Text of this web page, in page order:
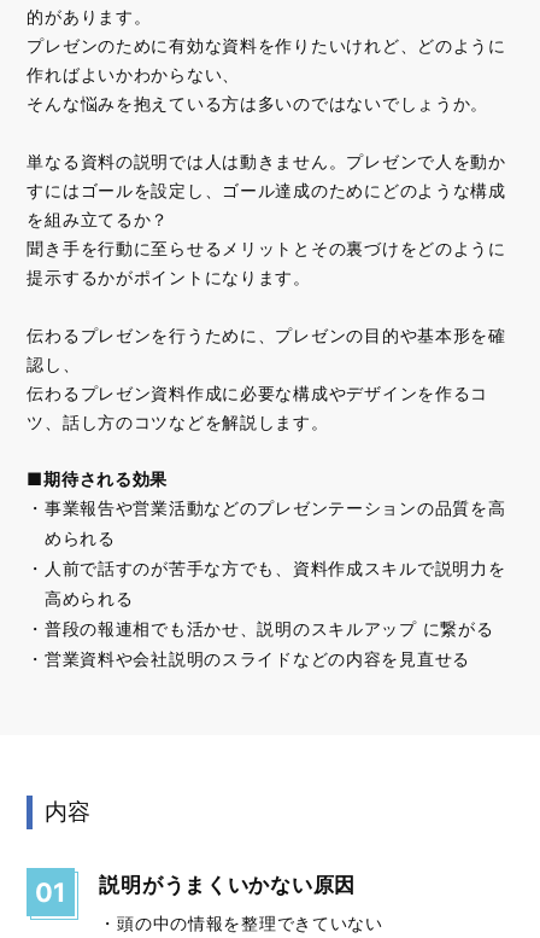
的があります。
プレゼンのために有効な資料を作りたいけれど、どのように
作ればよいかわからない、
そんな悩みを抱えている方は多いのではないでしょうか。
単なる資料の説明では人は動きません。プレゼンで人を動か
すにはゴールを設定し、ゴール達成のためにどのような構成
を組み立てるか？
聞き手を行動に至らせるメリットとその裏づけをどのように
提示するかがポイントになります。
伝わるプレゼンを行うために、プレゼンの目的や基本形を確
認し、
伝わるプレゼン資料作成に必要な構成やデザインを作るコ
ツ、話し方のコツなどを解説します。
■期待される効果
事業報告や営業活動などのプレゼンテーションの品質を高
められる
人前で話すのが苦手な方でも、資料作成スキルで説明力を
高められる
普段の報連相でも活かせ、説明のスキルアップ に繋がる
営業資料や会社説明のスライドなどの内容を見直せる
内容
01 説明がうまくいかない原因
・頭の中の情報を整理できていない